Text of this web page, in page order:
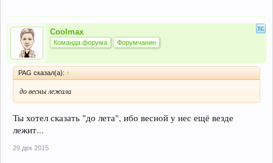
Coolmax
Команда форума Форумчанин
PAG сказал(а): ↑
до весны лежала
Ты хотел сказать "до лета", ибо весной у нес ещё везде
лежит...
29 дек 2015